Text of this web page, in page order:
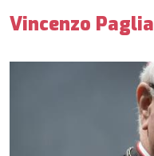
Vincenzo Paglia